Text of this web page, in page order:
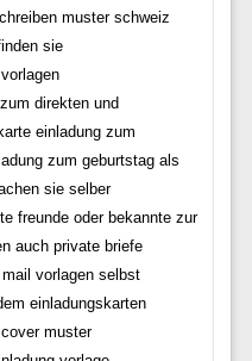
muster schweiz
sie
direkten und
einladung zum
zum geburtstag als
sie selber
freunde oder bekannte zur
auch private briefe
vorlagen selbst
einladungskarten
muster